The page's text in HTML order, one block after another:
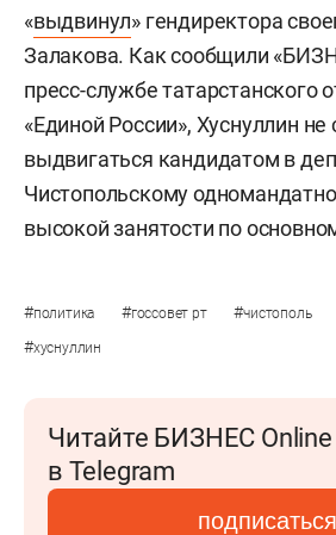
«выдвинул» гендиректора
Залакова. Как сообщили
пресс-службе татарстанского
«Единой России», Хуснуллин не
выдвигаться кандидатом в
Чистопольскому
высокой занятости по
#политика #госсовет рт #чистополь
#хуснуллин
Читайте БИЗНЕС Online
в Telegram
подписаться